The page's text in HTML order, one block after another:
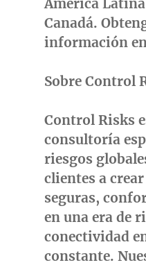
América
Canadá.
información
Sobre Control
Control Risks
consultoría
riesgos
clientes a
seguras,
en una era de
conectividad
constante.